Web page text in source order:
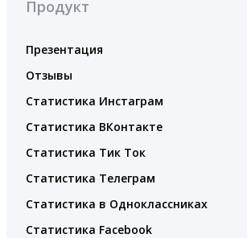
Продукт
Презентация
Отзывы
Статистика Инстаграм
Статистика ВКонтакте
Статистика Тик Ток
Статистика Телеграм
Статистика в Одноклассниках
Статистика Facebook